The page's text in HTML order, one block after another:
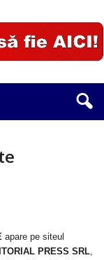
apare pe siteul
PRESS SRL,